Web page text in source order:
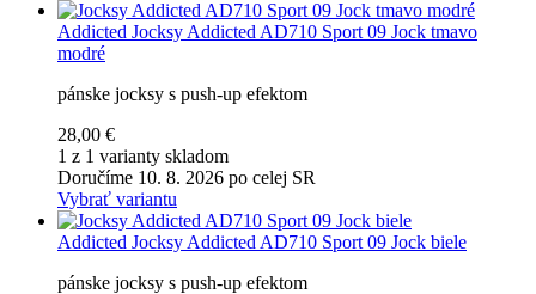
Addicted Jocksy Addicted AD710 Sport 09 Jock tmavo
modré
pánske jocksy s push-up efektom
28,00 €
1 z 1 varianty skladom
Doručíme 10. 8. 2026 po celej SR
Vybrať variantu
Addicted Jocksy Addicted AD710 Sport 09 Jock biele
pánske jocksy s push-up efektom